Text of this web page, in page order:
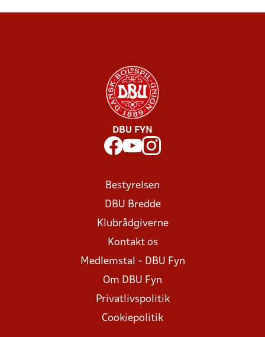
DBU FYN
Bestyrelsen
DBU Bredde
Klubrådgiverne
Kontakt os
Medlemstal - DBU Fyn
Om DBU Fyn
Privatlivspolitik
Cookiepolitik